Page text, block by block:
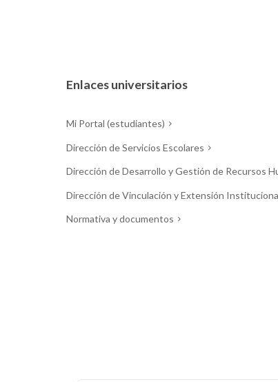
Enlaces universitarios
Mi Portal (estudiantes)
Dirección de Servicios Escolares
Dirección de Desarrollo y Gestión de Recursos
Dirección de Vinculación y Extensión
Normativa y documentos